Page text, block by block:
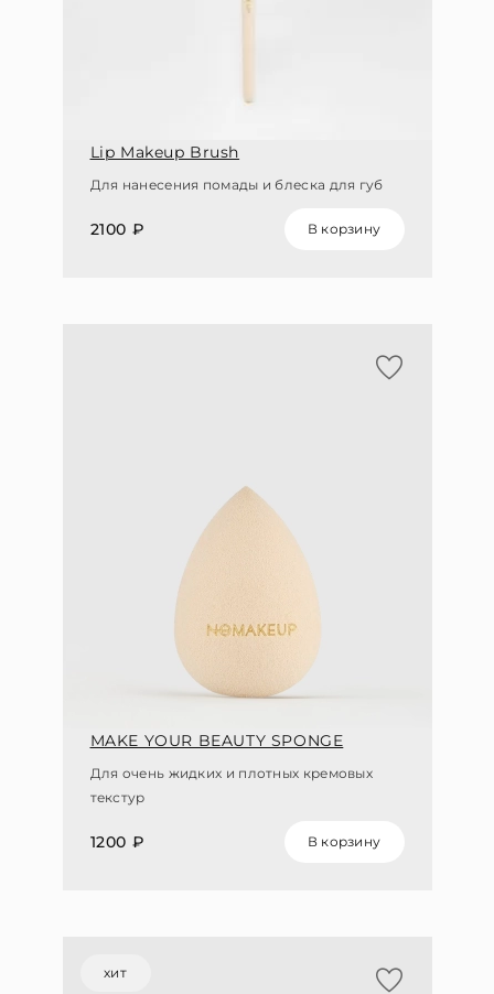
Lip Makeup Brush
Для нанесения помады и блеска для губ
2100 ₽ В корзину
MAKE YOUR BEAUTY SPONGE
Для очень жидких и плотных кремовых
текстур
1200 ₽ В корзину
хит